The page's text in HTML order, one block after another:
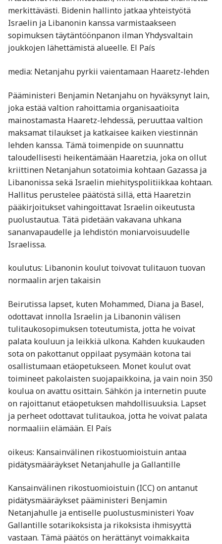
merkittävästi. Bidenin hallinto jatkaa yhteistyötä
Israelin ja Libanonin kanssa varmistaakseen
sopimuksen täytäntöönpanon ilman Yhdysvaltain
joukkojen lähettämistä alueelle. El País
media: Netanjahu pyrkii vaientamaan Haaretz-lehden
Pääministeri Benjamin Netanjahu on hyväksynyt lain,
joka estää valtion rahoittamia organisaatioita
mainostamasta Haaretz-lehdessä, peruuttaa valtion
maksamat tilaukset ja katkaisee kaiken viestinnän
lehden kanssa. Tämä toimenpide on suunnattu
taloudellisesti heikentämään Haaretzia, joka on ollut
kriittinen Netanjahun sotatoimia kohtaan Gazassa ja
Libanonissa sekä Israelin miehityspolitiikkaa kohtaan.
Hallitus perustelee päätöstä sillä, että Haaretzin
pääkirjoitukset vahingoittavat Israelin oikeutusta
puolustautua. Tätä pidetään vakavana uhkana
sananvapaudelle ja lehdistön moniarvoisuudelle
Israelissa.
koulutus: Libanonin koulut toivovat tulitauon tuovan
normaalin arjen takaisin
Beirutissa lapset, kuten Mohammed, Diana ja Basel,
odottavat innolla Israelin ja Libanonin välisen
tulitaukosopimuksen toteutumista, jotta he voivat
palata kouluun ja leikkiä ulkona. Kahden kuukauden
sota on pakottanut oppilaat pysymään kotona tai
osallistumaan etäopetukseen. Monet koulut ovat
toimineet pakolaisten suojapaikkoina, ja vain noin 350
koulua on avattu osittain. Sähkön ja internetin puute
on rajoittanut etäopetuksen mahdollisuuksia. Lapset
ja perheet odottavat tulitaukoa, jotta he voivat palata
normaaliin elämään. El País
oikeus: Kansainvälinen rikostuomioistuin antaa
pidätysmääräykset Netanjahulle ja Gallantille
Kansainvälinen rikostuomioistuin (ICC) on antanut
pidätysmääräykset pääministeri Benjamin
Netanjahulle ja entiselle puolustusministeri Yoav
Gallantille sotarikoksista ja rikoksista ihmisyyttä
vastaan. Tämä päätös on herättänyt voimakkaita